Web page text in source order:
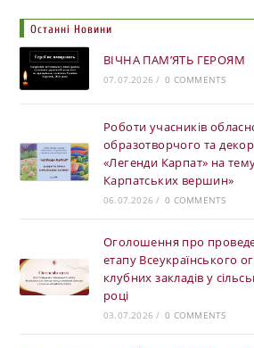
Останні Новини
ВІЧНА ПАМ’ЯТЬ ГЕРОЯМ
07.07.2026 / 0 COMMENTS
Роботи учасників
образотворчого та
«Легенди Карпат» на
Карпатських вершин»
06.07.2026 / 0 COMMENTS
Оголошення про
етапу Всеукраїнського
клубних закладів у
році
03.07.2026 / 0 COMMENTS